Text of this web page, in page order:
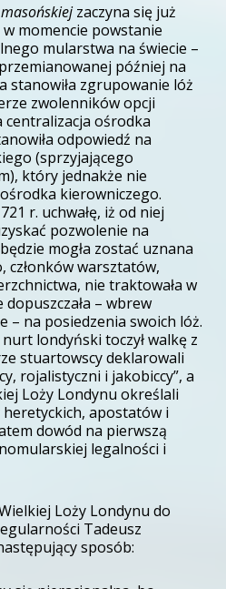
masońskiejzaczyna się już
momencie powstanie
mularstwa na świecie –
później na
stanowiła zgrupowanie lóż
zwolenników opcji
ośrodka
odpowiedź na
(sprzyjającego
który jednakże nie
kierowniczego.
r. uchwałę, iż od niej
pozwolenie na
mogła zostać uznana
członków warsztatów,
nie traktowała w
– wbrew
– na posiedzenia swoich lóż.
londyński toczył walkę z
stuartowscy deklarowali
rojalistyczni i jakobiccy”, a
Loży Londynu określali
apostatów i
dowód na pierwszą
legalności i
Loży Londynu do
Tadeusz
sposób: